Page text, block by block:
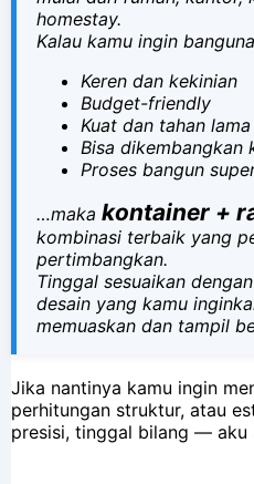
homestay.
Kalau kamu ingin
Keren dan kekinian
Budget-friendly
Kuat dan tahan lama
Bisa dikembangkan
Proses bangun
…maka kontainer +
kombinasi terbaik yang
pertimbangkan.
Tinggal sesuaikan
desain yang kamu
memuaskan dan tampil
Jika nantinya kamu ingin
perhitungan struktur, atau
presisi, tinggal bilang — aku